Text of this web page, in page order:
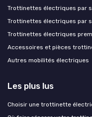
Trottinettes électriques par
Trottinettes électriques par
Trottinettes électriques
Accessoires et pièces
Autres mobilités électriques
Les plus lus
Choisir une trottinette